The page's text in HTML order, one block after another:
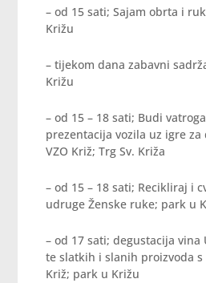
– od 15 sati; Sajam obrta i
Križu
– tijekom dana zabavni
Križu
– od 15 – 18 sati; Budi
prezentacija vozila uz igre
VZO Križ; Trg Sv. Križa
– od 15 – 18 sati; Recikliraj i
udruge Ženske ruke; park u
– od 17 sati; degustacija vina
te slatkih i slanih proizvoda
Križ; park u Križu